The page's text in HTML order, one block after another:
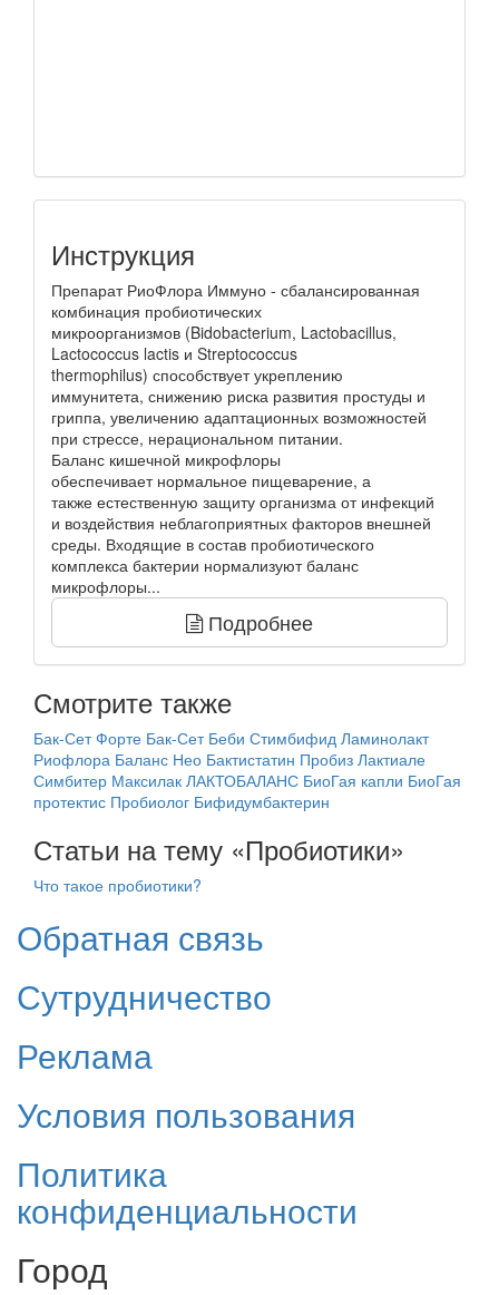
Инструкция
Препарат РиоФлора Иммуно - сбалансированная
комбинация пробиотических
микроорганизмов (Bidobacterium, Lactobacillus,
Lactococcus lactis и Streptococcus
thermophilus) способствует укреплению
иммунитета, снижению риска развития простуды и
гриппа, увеличению адаптационных возможностей
при стрессе, нерациональном питании.
Баланс кишечной микрофлоры
обеспечивает нормальное пищеварение, а
также естественную защиту организма от инфекций
и воздействия неблагоприятных факторов внешней
среды. Входящие в состав пробиотического
комплекса бактерии нормализуют баланс
микрофлоры...
Подробнее
Смотрите также
Бак-Сет Форте Бак-Сет Беби Стимбифид Ламинолакт
Риофлора Баланс Нео Бактистатин Пробиз Лактиале
Симбитер Максилак ЛАКТОБАЛАНС БиоГая капли БиоГая
протектис Пробиолог Бифидумбактерин
Статьи на тему «Пробиотики»
Что такое пробиотики?
Обратная связь
Сутрудничество
Реклама
Условия пользования
Политика
конфиденциальности
Город